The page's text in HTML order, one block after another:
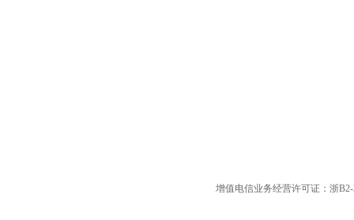
增值电信业务经营许可证：浙